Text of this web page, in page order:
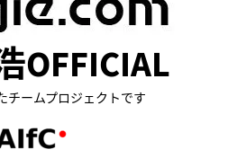
OFFICIAL
チームプロジェクトです